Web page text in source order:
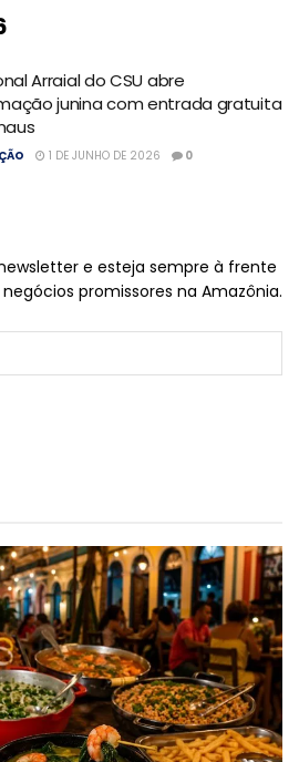
Arraial do CSU abre
junina com entrada gratuita
1 DE JUNHO DE 2026 0
e esteja sempre à frente
promissores na Amazônia.